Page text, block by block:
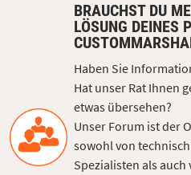
BRAUCHST DU
LÖSUNG DEINES
Haben Sie
Hat unser Rat Ihnen
etwas übersehen?
Unser Forum ist der
sowohl von
Spezialisten als